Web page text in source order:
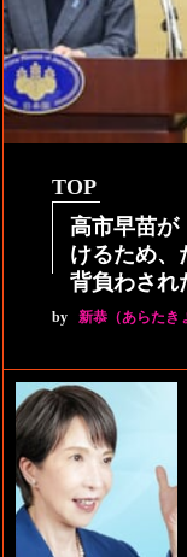
TOP
高市早苗が
けるため、
背負わされ
by 新恭（あらたき